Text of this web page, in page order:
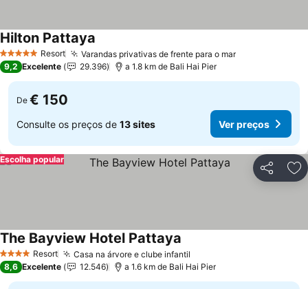
5 Estrelas Resort Varandas privativas de frente para o mar
Hilton Pattaya
9,2 Excelente 29.396 a 1.8 km de Bali Hai Pier
De € 150
Consulte os preços de 13 sites Ver preços
Partilhar
Escolha popular
4 EstrelasResort Casa na árvore e clube infantil
The Bayview Hotel Pattaya
8,6 Excelente 12.546 a 1.6 km de Bali Hai Pier